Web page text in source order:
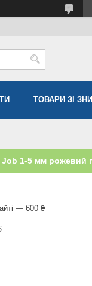
ТОВАРИ ЗІ
1-5 мм рожевий
— 600 ₴